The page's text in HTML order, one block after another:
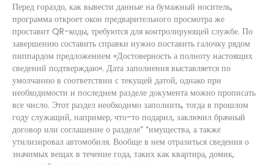
Перед гораздо, как вывести данные на бумажный носитель,
программа откроет окон предварительного просмотра же
проставит QR-коды, требуются для контролирующей службе. По
завершению составить справки нужно поставить галочку рядом
пиппардом предложением «Достоверность а полноту настоящих
сведений подтверждаю». Дата заполнения выставляется по
умолчанию в соответствии с текущей датой, однако при
необходимости и последнем разделе документа можно прописать
все число. Этот раздел необходимо заполнить, тогда в прошлом
году служащий, например, что-то подарил, заключил брачный
договор или соглашение о разделе” “имущества, а также
утилизировал автомобиля. Вообще в нем отразиться сведения о
значимых вещах в течение года, таких как квартира, домик,